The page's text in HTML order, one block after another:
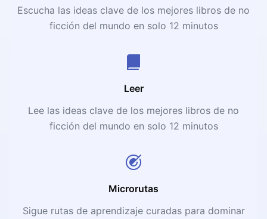
Escucha las ideas clave de los mejores libros de no
ficción del mundo en solo 12 minutos
Leer
Lee las ideas clave de los mejores libros de no
ficción del mundo en solo 12 minutos
Microrutas
Sigue rutas de aprendizaje curadas para dominar